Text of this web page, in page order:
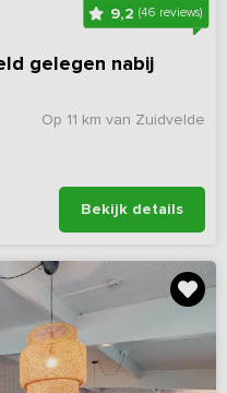
9,2 (46 reviews)
gelegen nabij
Op 11 km van Zuidvelde
Bekijk details